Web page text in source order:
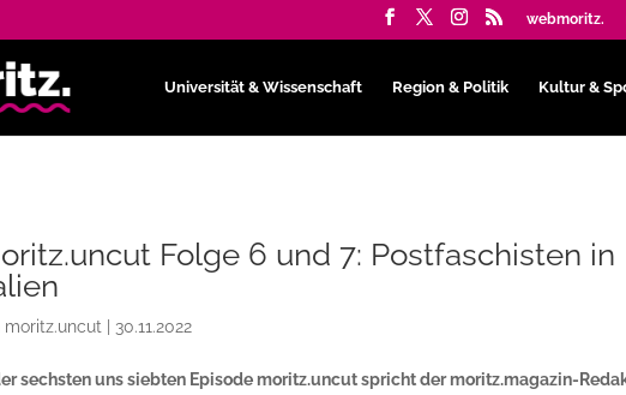
webmoritz.
Universität & Wissenschaft Region & Politik Kultur &
Folge 6 und 7: Postfaschisten in
moritz.uncut 30.11.2022
sechsten uns siebten Episode moritz.uncut spricht der moritz.magazin-